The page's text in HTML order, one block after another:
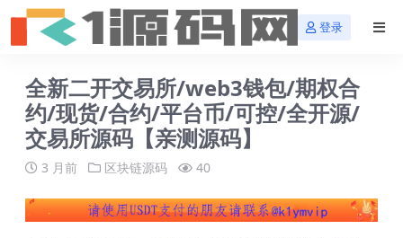
登录
全新二开交易所/web3钱包/期权合
约/现货/合约/平台币/可控/全开源/
交易所源码【亲测源码】
3 月前 区块链源码 40